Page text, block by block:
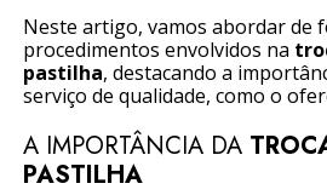
Neste artigo, vamos abordar de
procedimentos envolvidos na
pastilha, destacando a
serviço de qualidade, como o
A IMPORTÂNCIA DA
PASTILHA